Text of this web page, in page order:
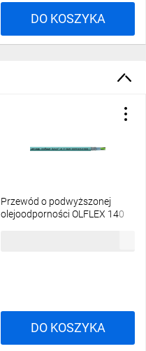
DO KOSZYKA
Przewód o podwyższonej
olejoodporności OLFLEX 140
DO KOSZYKA